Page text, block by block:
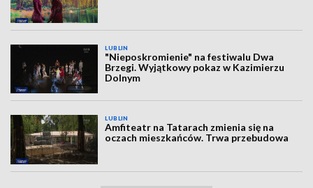
LUBLIN
"Nieposkromienie" na festiwalu Dwa
Brzegi. Wyjątkowy pokaz w Kazimierzu
Dolnym
LUBLIN
Amfiteatr na Tatarach zmienia się na
oczach mieszkańców. Trwa przebudowa